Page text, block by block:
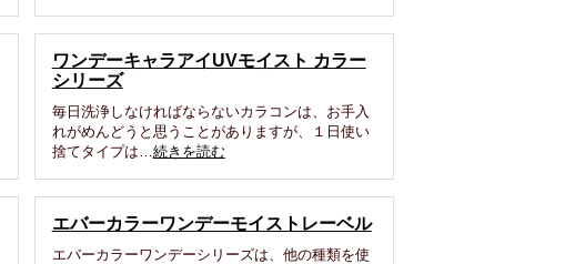
ワンデーキャラアイUVモイスト カラー
シリーズ
毎日洗浄しなければならないカラコンは、お手入
れがめんどうと思うことがありますが、１日使い
捨てタイプは…続きを読む
エバーカラーワンデーモイストレーベル
エバーカラーワンデーシリーズは、他の種類を使